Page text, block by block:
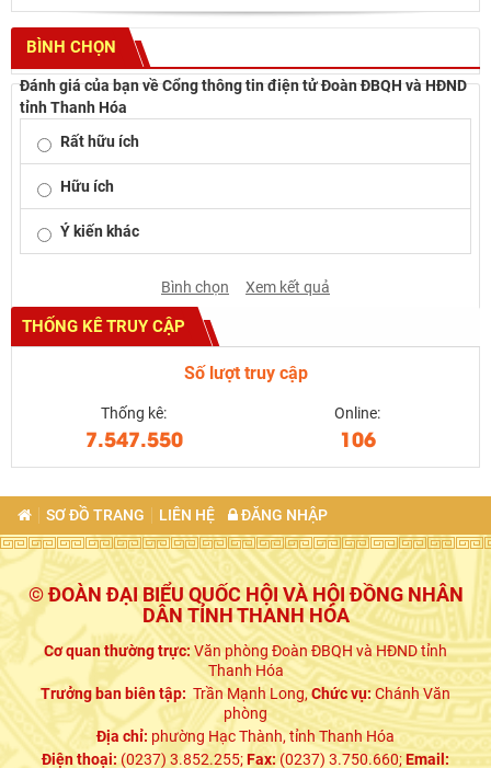
BÌNH CHỌN
Đánh giá của bạn về Cổng thông tin điện tử Đoàn ĐBQH và HĐND
tỉnh Thanh Hóa
Rất hữu ích
Hữu ích
Ý kiến khác
Bình chọn Xem kết quả
THỐNG KÊ TRUY CẬP
Số lượt truy cập
Thống kê:
7.547.550
Online:
106
SƠ ĐỒ TRANG LIÊN HỆ ĐĂNG NHẬP
© ĐOÀN ĐẠI BIỂU QUỐC HỘI VÀ HỘI ĐỒNG NHÂN
DÂN TỈNH THANH HÓA
Cơ quan thường trực:Văn phòng Đoàn ĐBQH và HĐND tỉnh
Thanh Hóa
Trưởng ban biên tập: Trần Mạnh Long,Chức vụ:Chánh Văn
phòng
Địa chỉ: phường Hạc Thành, tỉnh Thanh Hóa
Điện thoại: (0237) 3.852.255;Fax:(0237) 3.750.660;Email: